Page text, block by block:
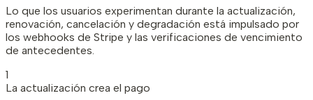
Lo que los usuarios experimentan durante la actualización,
renovación, cancelación y degradación está impulsado por
los webhooks de Stripe y las verificaciones de vencimiento
de antecedentes.
1
La actualización crea el pago